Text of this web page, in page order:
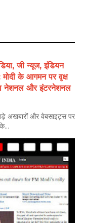
जी न्यूज, इंडियन
के आगमन पर वृक्ष
नेशनल और इंटरनेशनल
अखबारों और वेबसाइट्स पर